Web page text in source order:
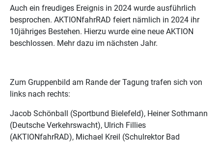
Auch ein freudiges Ereignis in 2024 wurde ausführlich
besprochen. AKTIONfahrRAD feiert nämlich in 2024 ihr
10jähriges Bestehen. Hierzu wurde eine neue AKTION
beschlossen. Mehr dazu im nächsten Jahr.
Zum Gruppenbild am Rande der Tagung trafen sich von
links nach rechts:
Jacob Schönball (Sportbund Bielefeld), Heiner Sothmann
(Deutsche Verkehrswacht), Ulrich Fillies
(AKTIONfahrRAD), Michael Kreil (Schulrektor Bad